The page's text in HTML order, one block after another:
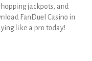
jackpots, and
FanDuel Casino in
like a pro today!